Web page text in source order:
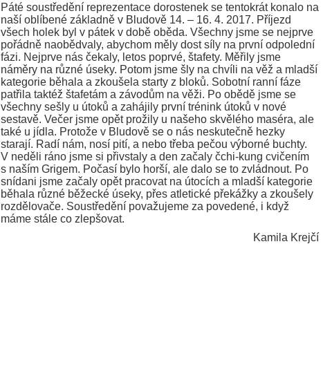
Páté soustředění reprezentace dorostenek se tentokrát konalo na
naší oblíbené základně v Bludově 14. – 16. 4. 2017. Příjezd
všech holek byl v pátek v době oběda. Všechny jsme se nejprve
pořádně naobědvaly, abychom měly dost síly na první odpolední
fázi. Nejprve nás čekaly, letos poprvé, štafety. Měřily jsme
náměry na různé úseky. Potom jsme šly na chvíli na věž a mladší
kategorie běhala a zkoušela starty z bloků. Sobotní ranní fáze
patřila taktéž štafetám a závodům na věži. Po obědě jsme se
všechny sešly u útoků a zahájily první trénink útoků v nové
sestavě. Večer jsme opět prožily u našeho skvělého maséra, ale
také u jídla. Protože v Bludově se o nás neskutečně hezky
starají. Radí nám, nosí pití, a nebo třeba pečou výborné buchty.
V neděli ráno jsme si přivstaly a den začaly čchi-kung cvičením
s naším Grigem. Počasí bylo horší, ale dalo se to zvládnout. Po
snídani jsme začaly opět pracovat na útocích a mladší kategorie
běhala různé běžecké úseky, přes atletické překážky a zkoušely
rozdělovače. Soustředění považujeme za povedené, i když
máme stále co zlepšovat.
Kamila Krejčí